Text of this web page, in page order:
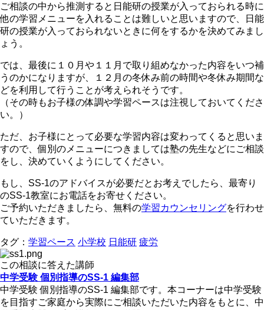
ご相談の中から推測すると日能研の授業が入っておられる時に
他の学習メニューを入れることは難しいと思いますので、日能
研の授業が入っておられないときに何をするかを決めてみまし
ょう。
では、最後に１０月や１１月で取り組めなかった内容をいつ補
うのかになりますが、１２月の冬休み前の時間や冬休み期間な
どを利用して行うことが考えられそうです。
（その時もお子様の体調や学習ペースは注視しておいてくださ
い。）
ただ、お子様にとって必要な学習内容は変わってくると思いま
すので、個別のメニューにつきましては塾の先生などにご相談
をし、決めていくようにしてください。
もし、SS-1のアドバイスが必要だとお考えでしたら、最寄り
のSS-1教室にお電話をお寄せください。
ご予約いただきましたら、無料の学習カウンセリングを行わせ
ていただきます。
タグ： 学習ペース 小学校 日能研 疲労
この相談に答えた講師
中学受験 個別指導のSS-1 編集部
中学受験 個別指導のSS-1 編集部です。本コーナーは中学受験
を目指すご家庭から実際にご相談いただいた内容をもとに、中